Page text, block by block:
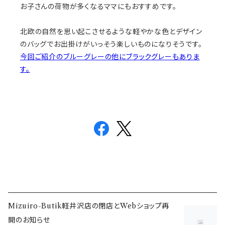
お子さんの荷物が多くなるママにもおすすめです。
北欧の自然を思い起こさせるような軽やかな色とデザイン
のバッグでお出掛けがいっそう楽しいものになりそうです。
今回ご紹介のブルーグレーの他にブラックグレーもありま
す。
Mizuiro-Butik軽井沢店の閉店とWebショップ再
開のお知らせ